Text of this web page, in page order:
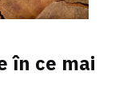
în ce mai